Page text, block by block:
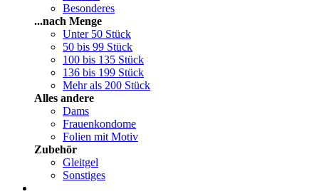
Besonderes
...nach Menge
Unter 50 Stück
50 bis 99 Stück
100 bis 135 Stück
136 bis 199 Stück
Mehr als 200 Stück
Alles andere
Dams
Frauenkondome
Folien mit Motiv
Zubehör
Gleitgel
Sonstiges